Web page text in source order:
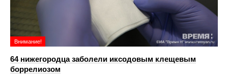
Внимание!
64 нижегородца заболели иксодовым клещевым
боррелиозом